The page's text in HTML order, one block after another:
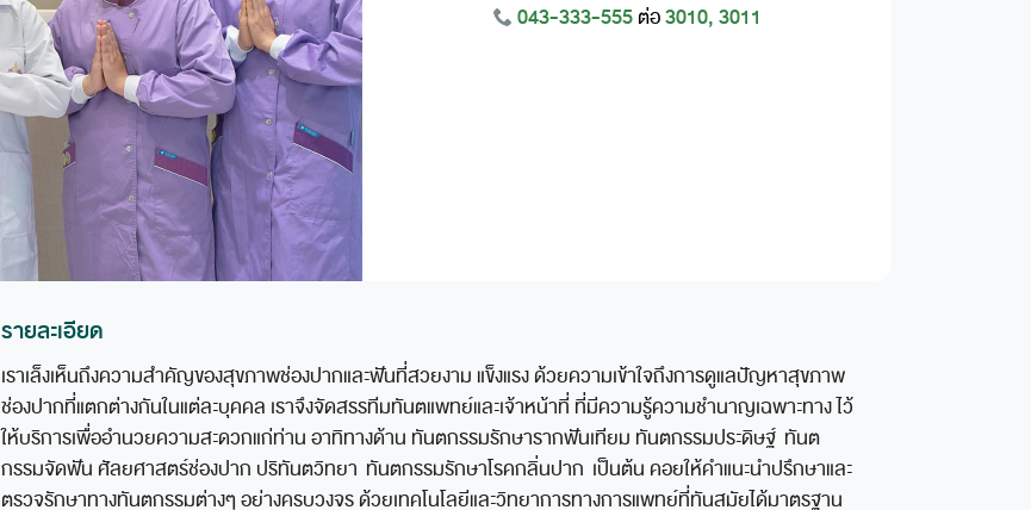
043-333-555ต่อ3010, 3011
รายละเอียด
เราเล็งเห็นถึงความสำคัญของสุขภาพช่องปากและฟันที่สวยงาม แข็งแรง ด้วยความเข้าใจถึงการดูแลปัญหาสุขภาพ
ช่องปากที่แตกต่างกันในแต่ละบุคคล เราจึงจัดสรรทีมทันตแพทย์และเจ้าหน้าที่ ที่มีความรู้ความชำนาญเฉพาะทาง ไว้
ให้บริการเพื่ออำนวยความสะดวกแก่ท่าน อาทิทางด้าน ทันตกรรมรักษารากฟันเทียม ทันตกรรมประดิษฐ์ ทันต
กรรมจัดฟัน ศัลยศาสตร์ช่องปาก ปริทันตวิทยา ทันตกรรมรักษาโรคกลิ่นปาก เป็นต้น คอยให้คำแนะนำปรึกษาและ
ตรวจรักษาทางทันตกรรมต่างๆ อย่างครบวงจร ด้วยเทคโนโลยีและวิทยาการทางการแพทย์ที่ทันสมัยได้มาตรฐาน